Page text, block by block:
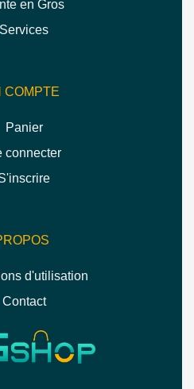
en Gros
Services
COMPTE
Panier
connecter
d'utilisation
Contact